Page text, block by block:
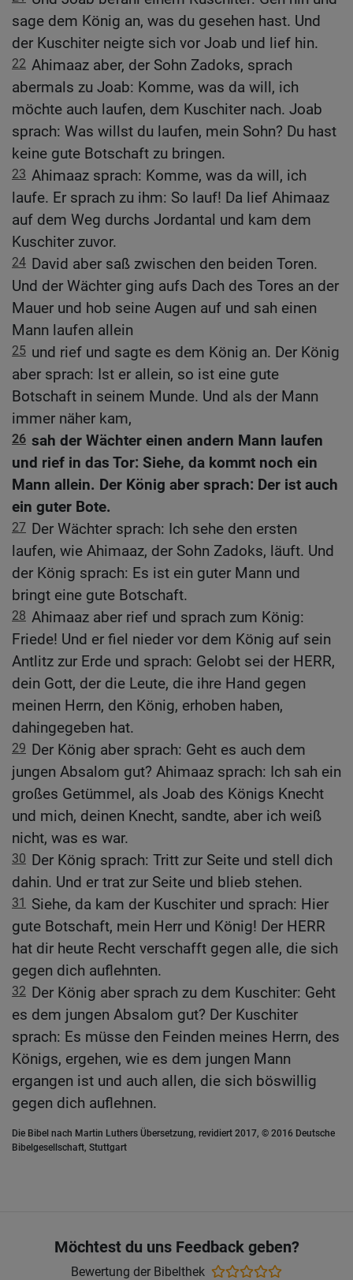
sage dem König an, was du gesehen hast. Und
der Kuschiter neigte sich vor Joab und lief hin.
22 Ahimaaz aber, der Sohn Zadoks, sprach
abermals zu Joab: Komme, was da will, ich
möchte auch laufen, dem Kuschiter nach. Joab
sprach: Was willst du laufen, mein Sohn? Du hast
keine gute Botschaft zu bringen.
23 Ahimaaz sprach: Komme, was da will, ich
laufe. Er sprach zu ihm: So lauf! Da lief Ahimaaz
auf dem Weg durchs Jordantal und kam dem
Kuschiter zuvor.
24 David aber saß zwischen den beiden Toren.
Und der Wächter ging aufs Dach des Tores an der
Mauer und hob seine Augen auf und sah einen
Mann laufen allein
25 und rief und sagte es dem König an. Der König
aber sprach: Ist er allein, so ist eine gute
Botschaft in seinem Munde. Und als der Mann
immer näher kam,
26 sah der Wächter einen andern Mann laufen
und rief in das Tor: Siehe, da kommt noch ein
Mann allein. Der König aber sprach: Der ist auch
ein guter Bote.
27 Der Wächter sprach: Ich sehe den ersten
laufen, wie Ahimaaz, der Sohn Zadoks, läuft. Und
der König sprach: Es ist ein guter Mann und
bringt eine gute Botschaft.
28 Ahimaaz aber rief und sprach zum König:
Friede! Und er fiel nieder vor dem König auf sein
Antlitz zur Erde und sprach: Gelobt sei der HERR,
dein Gott, der die Leute, die ihre Hand gegen
meinen Herrn, den König, erhoben haben,
dahingegeben hat.
29 Der König aber sprach: Geht es auch dem
jungen Absalom gut? Ahimaaz sprach: Ich sah ein
großes Getümmel, als Joab des Königs Knecht
und mich, deinen Knecht, sandte, aber ich weiß
nicht, was es war.
30 Der König sprach: Tritt zur Seite und stell dich
dahin. Und er trat zur Seite und blieb stehen.
31
Siehe, da kam der Kuschiter und sprach: Hier
gute Botschaft, mein Herr und König! Der HERR
hat dir heute Recht verschafft gegen alle, die sich
gegen dich auflehnten.
32 Der König aber sprach zu dem Kuschiter: Geht
es dem jungen Absalom gut? Der Kuschiter
sprach: Es müsse den Feinden meines Herrn, des
Königs, ergehen, wie es dem jungen Mann
ergangen ist und auch allen, die sich böswillig
gegen dich auflehnen.
Die Bibel nach Martin Luthers Übersetzung, revidiert 2017, © 2016 Deutsche
Bibelgesellschaft, Stuttgart
Möchtest du uns Feedback geben?
Bewertung der Bibelthek